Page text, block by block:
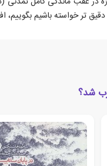
دقیق تر خواسته باشیم
شد؟